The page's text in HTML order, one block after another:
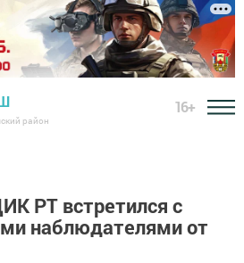
район
16+
РТ встретился с
наблюдателями от